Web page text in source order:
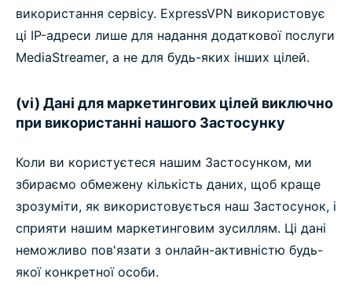
використання сервісу. ExpressVPN використовує
ці IP-адреси лише для надання додаткової послуги
MediaStreamer, а не для будь-яких інших цілей.
(vi) Дані для маркетингових цілей виключно
при використанні нашого Застосунку
Коли ви користуєтеся нашим Застосунком, ми
збираємо обмежену кількість даних, щоб краще
зрозуміти, як використовується наш Застосунок, і
сприяти нашим маркетинговим зусиллям. Ці дані
неможливо пов'язати з онлайн-активністю будь-
якої конкретної особи.